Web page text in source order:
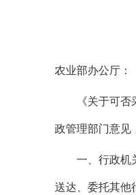
农业部办公厅：
《关于可
政管理部门意见
一、行政机
送达、委托其他